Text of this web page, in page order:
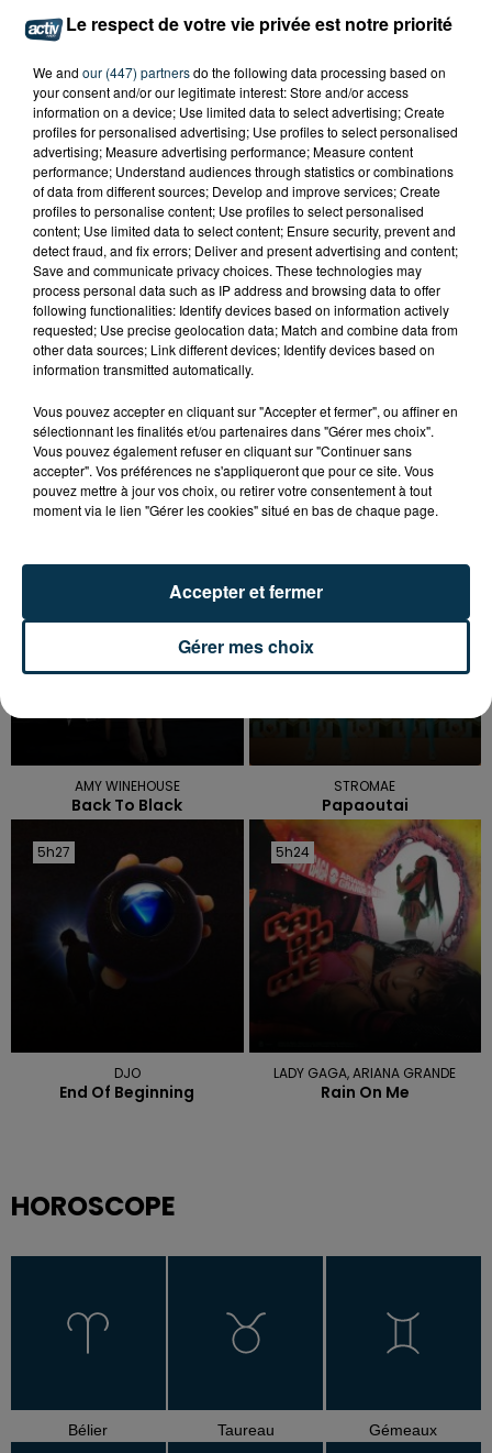
TITRES DIFFUSÉS
5h34
5h34
AMY WINEHOUSE
Back To Black
5h30
5h30
STROMAE
Papaoutai
5h27
5h27
DJO
End Of Beginning
5h24
5h24
LADY GAGA, ARIANA GRANDE
Rain On Me
HOROSCOPE
Bélier Taureau Gémeaux
Le respect de votre vie privée est notre priorité
We and our (447) partnersdo the following data processing based on
your consent and/or our legitimate interest: Store and/or access
information on a device; Use limited data to select advertising; Create
profiles for personalised advertising; Use profiles to select personalised
advertising; Measure advertising performance; Measure content
performance; Understand audiences through statistics or combinations
of data from different sources; Develop and improve services; Create
profiles to personalise content; Use profiles to select personalised
content; Use limited data to select content; Ensure security, prevent and
detect fraud, and fix errors; Deliver and present advertising and content;
Save and communicate privacy choices. These technologies may
process personal data such as IP address and browsing data to offer
following functionalities: Identify devices based on information actively
requested; Use precise geolocation data; Match and combine data from
other data sources; Link different devices; Identify devices based on
information transmitted automatically.
Vous pouvez accepter en cliquant sur "Accepter et fermer", ou affiner en
sélectionnant les finalités et/ou partenaires dans "Gérer mes choix".
Vous pouvez également refuser en cliquant sur "Continuer sans
accepter". Vos préférences ne s'appliqueront que pour ce site. Vous
pouvez mettre à jour vos choix, ou retirer votre consentement à tout
moment via le lien "Gérer les cookies" situé en bas de chaque page.
Gérer mes choix
Accepter et fermer